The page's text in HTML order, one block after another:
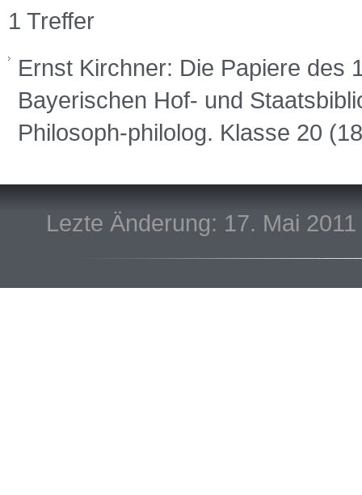
1 Treffer
Ernst Kirchner: Die Papiere des
Bayerischen Hof- und
Philosoph-philolog. Klasse 20
Lezte Änderung: 17. Mai